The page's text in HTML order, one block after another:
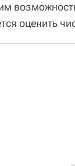
оценить